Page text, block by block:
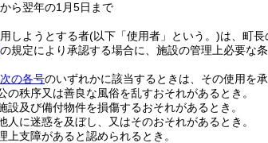
ら翌年の1月5日まで
しようとする者(以下「使用者」という。)は、町長
の規定により承認する場合に、施設の管理上必要な
次の各号のいずれかに該当するときは、その使用を承
の秩序又は善良な風俗を乱すおそれがあるとき。
設及び備付物件を損傷するおそれがあるとき。
人に迷惑を及ぼし、又はそのおそれがあるとき。
上支障があると認められるとき。